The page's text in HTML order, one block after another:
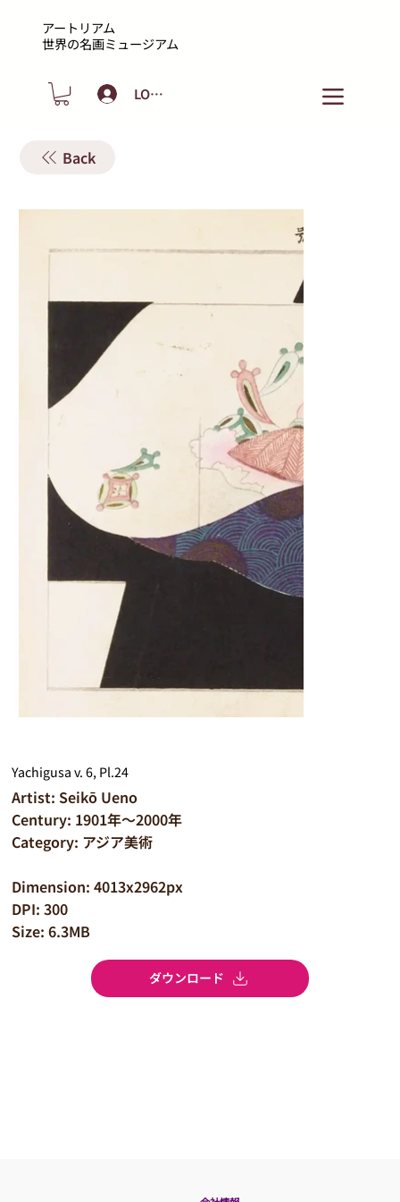
アートリアム
​世界の名画ミュージアム
LOGIN
Back
Yachigusa v. 6, Pl.24
Artist: Seikō Ueno
Century: 1901年～2000年
Category: アジア美術
Dimension: 4013x2962px
DPI: 300
Size: 6.3MB
ダウンロード